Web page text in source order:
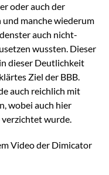
oder auch der
manche wiederum
auch nicht-
wussten. Dieser
dieser Deutlichkeit
Ziel der BBB.
auch reichlich mit
wobei auch hier
wurde.
Video der Dimicator